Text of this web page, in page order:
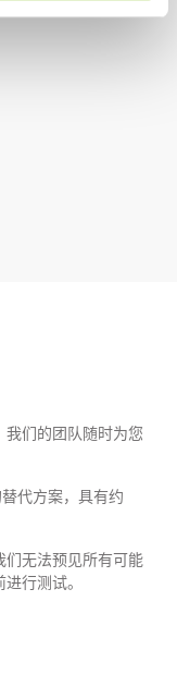
们的团队随时为您
代方案，具有约
们无法预见所有可能
行测试。